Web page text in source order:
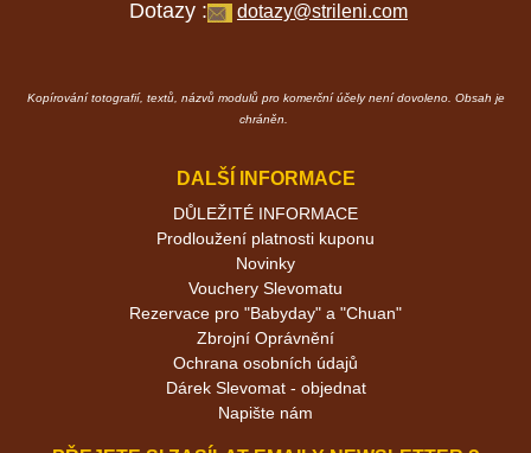
Dotazy : dotazy@strileni.com
Kopírování totografií, textů, názvů modulů pro komerční účely není dovoleno. Obsah je
chráněn.
DALŠÍ INFORMACE
DŮLEŽITÉ INFORMACE
Prodloužení platnosti kuponu
Novinky
Vouchery Slevomatu
Rezervace pro "Babyday" a "Chuan"
Zbrojní Oprávnění
Ochrana osobních údajů
Dárek Slevomat - objednat
Napište nám